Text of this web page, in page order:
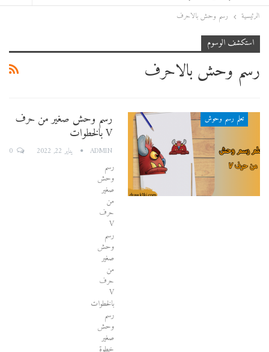
الرئيسية رسم وحش بالاحرف
استكشف الوسوم
رسم وحش بالاحرف
تعلم رسم وحوش رسم وحش صغير من حرف
V بالخطوات
ADMIN يناير 22, 2022
رسم
وحش
صغير
من
حرف
V
رسم
وحش
صغير
من
حرف
V
بالخطوات
رسم
وحش
صغير